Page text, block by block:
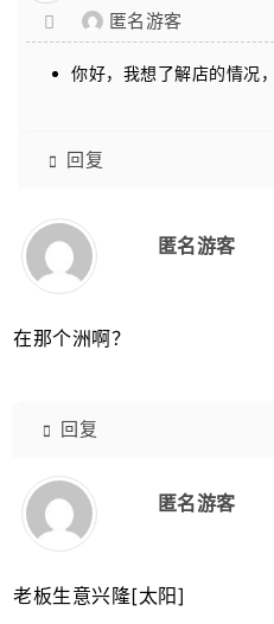
匿名游客
你好，我想了解店的情况
回复
匿名游客
在那个洲啊？
回复
匿名游客
老板生意兴隆[太阳]